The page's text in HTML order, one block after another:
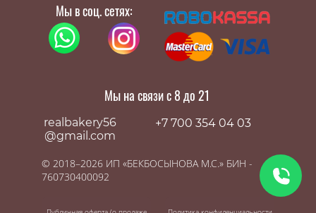
Мы в соц. сетях:
Мы на связи с 8 до 21
realbakery56
@gmail.com
+7 700 354 04 03
© 2018–2026 ИП «БЕКБОСЫНОВА М.С.» БИН -
760730400092